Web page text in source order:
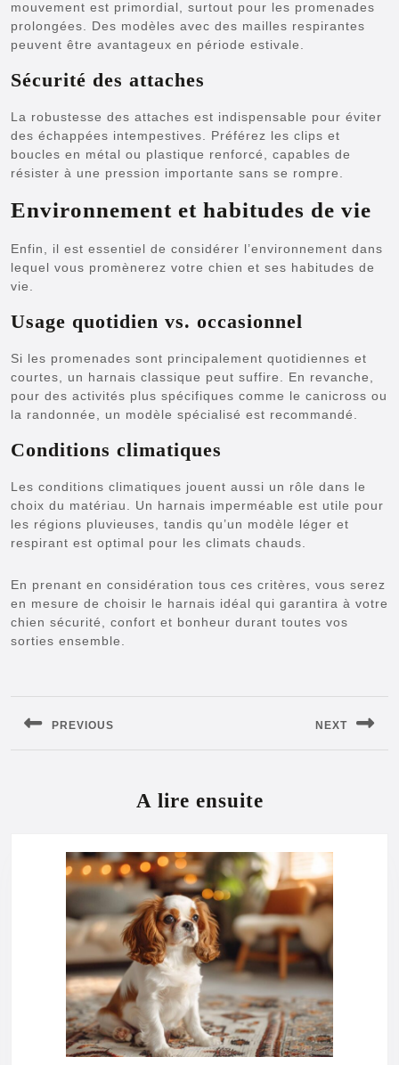
mouvement est primordial, surtout pour les promenades
prolongées. Des modèles avec des mailles respirantes
peuvent être avantageux en période estivale.
Sécurité des attaches
La robustesse des attaches est indispensable pour éviter
des échappées intempestives. Préférez les clips et
boucles en métal ou plastique renforcé, capables de
résister à une pression importante sans se rompre.
Environnement et habitudes de vie
Enfin, il est essentiel de considérer l’environnement dans
lequel vous promènerez votre chien et ses habitudes de
vie.
Usage quotidien vs. occasionnel
Si les promenades sont principalement quotidiennes et
courtes, un harnais classique peut suffire. En revanche,
pour des activités plus spécifiques comme le canicross ou
la randonnée, un modèle spécialisé est recommandé.
Conditions climatiques
Les conditions climatiques jouent aussi un rôle dans le
choix du matériau. Un harnais imperméable est utile pour
les régions pluvieuses, tandis qu’un modèle léger et
respirant est optimal pour les climats chauds.
En prenant en considération tous ces critères, vous serez
en mesure de choisir le harnais idéal qui garantira à votre
chien sécurité, confort et bonheur durant toutes vos
sorties ensemble.
l’article
PREVIOUS
Previous
NEXT
Next
A lire ensuite